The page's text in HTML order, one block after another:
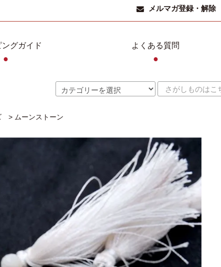
メルマガ登録・解除
ングガイド
●
よくある質問
●
> ムーンストーン